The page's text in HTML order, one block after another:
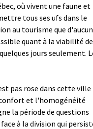
où vivent une faune et
tous ses ufs dans le
au tourisme que
quant à la viabilité de
jours seulement.
pas rose dans cette ville
confort et l'homogénéité
la période de questions
à la division qui